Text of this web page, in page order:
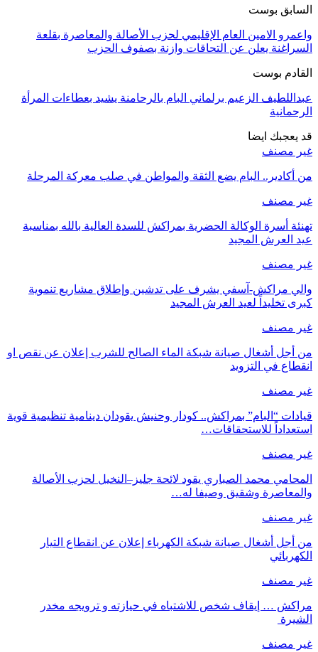
السابق بوست
واعمرو الامين العام الإقليمي لحزب الأصالة والمعاصرة بقلعة
السراغنة يعلن عن التحاقات وازنة بصفوف الحزب
القادم بوست
عبداللطيف الزعيم برلماني البام بالرحامنة يشيد بعطاءات المرأة
الرحمانية
قد يعجبك ايضا
غير مصنف
من أكادير.. البام يضع الثقة والمواطن في صلب معركة المرحلة
غير مصنف
تهنئة أسرة الوكالة الحضرية بمراكش للسدة العالية بالله بمناسبة
عيد العرش المجيد
غير مصنف
والي مراكش-آسفي يشرف على تدشين وإطلاق مشاريع تنموية
كبرى تخليداً لعيد العرش المجيد
غير مصنف
من أجل أشغال صيانة شبكة الماء الصالح للشرب إعلان عن نقص او
انقطاع في التزويد
غير مصنف
قيادات “البام” بمراكش.. كودار وحنيش يقودان دينامية تنظيمية قوية
استعداداً للاستحقاقات…
غير مصنف
المحامي محمد الصباري يقود لائحة جليز–النخيل لحزب الأصالة
والمعاصرة وشقيق وصيفا له…
غير مصنف
من أجل أشغال صيانة شبكة الكهرباء إعلان عن انقطاع التيار
الكهربائي
غير مصنف
مراكش … إيقاف شخص للاشتباه في حيازته و ترويجه مخدر
الشيرة
غير مصنف